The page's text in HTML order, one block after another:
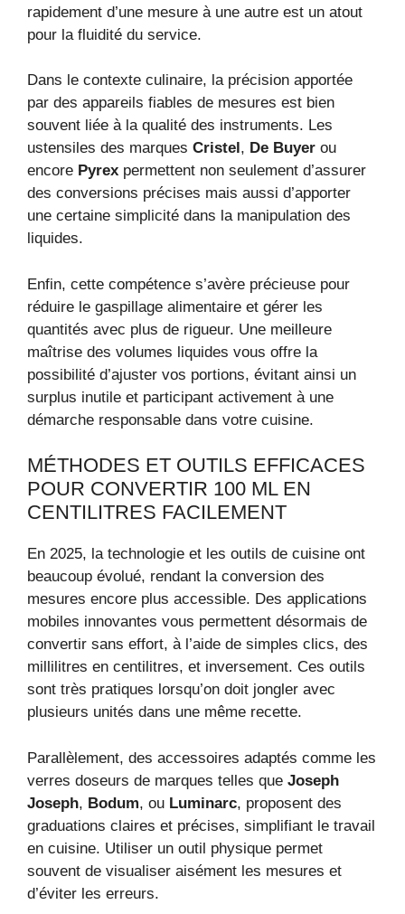
rapidement d’une mesure à une autre est un atout
pour la fluidité du service.
Dans le contexte culinaire, la précision apportée
par des appareils fiables de mesures est bien
souvent liée à la qualité des instruments. Les
ustensiles des marques Cristel , De Buyer ou
encore Pyrex permettent non seulement d’assurer
des conversions précises mais aussi d’apporter
une certaine simplicité dans la manipulation des
liquides.
Enfin, cette compétence s’avère précieuse pour
réduire le gaspillage alimentaire et gérer les
quantités avec plus de rigueur. Une meilleure
maîtrise des volumes liquides vous offre la
possibilité d’ajuster vos portions, évitant ainsi un
surplus inutile et participant activement à une
démarche responsable dans votre cuisine.
MÉTHODES ET OUTILS EFFICACES
POUR CONVERTIR 100 ML EN
CENTILITRES FACILEMENT
En 2025, la technologie et les outils de cuisine ont
beaucoup évolué, rendant la conversion des
mesures encore plus accessible. Des applications
mobiles innovantes vous permettent désormais de
convertir sans effort, à l’aide de simples clics, des
millilitres en centilitres, et inversement. Ces outils
sont très pratiques lorsqu’on doit jongler avec
plusieurs unités dans une même recette.
Parallèlement, des accessoires adaptés comme les
verres doseurs de marques telles que Joseph
Joseph, Bodum, ou Luminarc, proposent des
graduations claires et précises, simplifiant le travail
en cuisine. Utiliser un outil physique permet
souvent de visualiser aisément les mesures et
d’éviter les erreurs.